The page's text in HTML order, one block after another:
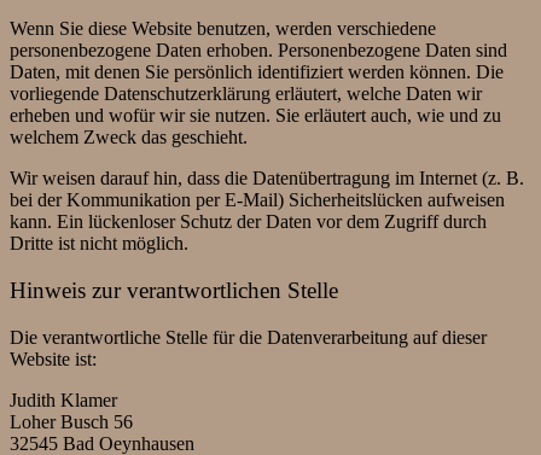
Wenn Sie diese Website benutzen, werden verschiedene
personenbezogene Daten erhoben. Personenbezogene Daten sind
Daten, mit denen Sie persönlich identifiziert werden können. Die
vorliegende Datenschutzerklärung erläutert, welche Daten wir
erheben und wofür wir sie nutzen. Sie erläutert auch, wie und zu
welchem Zweck das geschieht.
Wir weisen darauf hin, dass die Datenübertragung im Internet (z. B.
bei der Kommunikation per E-Mail) Sicherheitslücken aufweisen
kann. Ein lückenloser Schutz der Daten vor dem Zugriff durch
Dritte ist nicht möglich.
Hinweis zur verantwortlichen Stelle
Die verantwortliche Stelle für die Datenverarbeitung auf dieser
Website ist:
Judith Klamer
Loher Busch 56
32545 Bad Oeynhausen